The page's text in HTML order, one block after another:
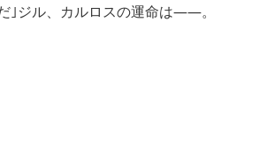
｣ジル、カルロスの運命は――。